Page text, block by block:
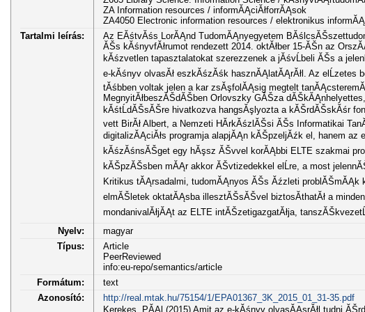
ZA Information resources / informĂĄciĂłforrĂĄsok
ZA4050 Electronic information resources / elektronikus
Tartalmi leírás:
Az EĂśtvĂśs LorĂĄnd TudomĂĄnyegyetem
ĂŠs kĂśnyvfĂłrumot rendezett 2014. oktĂłber 15-ĂŠn az
kĂśzvetlen tapasztalatokat szerezzenek a jĂśvĹbeli ĂŠs a
e-kĂśnyv olvasĂł eszkĂśzĂśk hasznĂĄlatĂĄrĂłl. Az elĹzetes
tĂśbben voltak jelen a kar zsĂşfolĂĄsig megtelt
MegnyitĂłbeszĂŠdĂŠben Orlovszky GĂŠza
kĂśtĹdĂŠsĂŠre hivatkozva hangsĂşlyozta a kĂŠrdĂŠskĂśr
vett BirĂł Albert, a Nemzeti HĂ­rkĂśzlĂŠsi ĂŠs Informatikai
digitalizĂĄciĂłs programja alapjĂĄn kĂŠpzeljĂźk el, hanem az
kĂśzĂśnsĂŠget egy hĂşsz ĂŠvvel korĂĄbbi ELTE szakmai
kĂŠpzĂŠsben mĂĄr akkor ĂŠvtizedekkel elĹre, a most
Kritikus tĂĄrsadalmi, tudomĂĄnyos ĂŠs Ăźzleti
elmĂŠletek oktatĂĄsba illesztĂŠsĂŠvel biztosĂ­thatĂł a
mondanivalĂłjĂĄt az ELTE intĂŠzetigazgatĂłja,
Nyelv:
magyar
Típus:
Article
PeerReviewed
info:eu-repo/semantics/article
Formátum:
text
Azonosító:
http://real.mtak.hu/75154/1/EPA01367_3K_2015_01_31-35.pdf
Kerekes, PĂĄl (2015) Amit az e-kĂśnyv olvasĂĄsrĂłl tudni